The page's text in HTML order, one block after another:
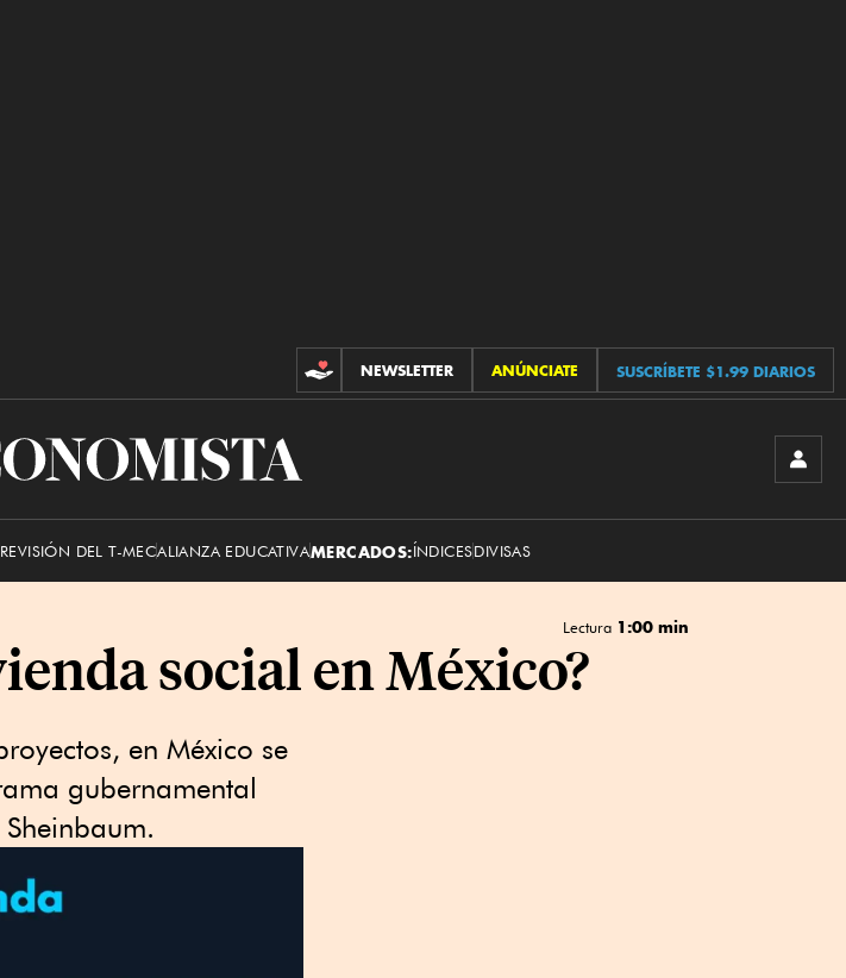
CONTRIBUCIONES
NEWSLETTER ANÚNCIATE SUSCRÍBETE $1.99 DIARIOS
El
REVISIÓN DEL T-MECALIANZA EDUCATIVAMERCADOS:ÍNDICESDIVISAS
Lectura 1:00 min
social en México?
en México se
gubernamental